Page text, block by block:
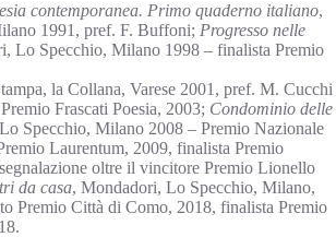
contemporanea. Primo quaderno italiano,
1991, pref. F. Buffoni; Progresso nelle
Lo Specchio, Milano 1998 – finalista Premio
la Collana, Varese 2001, pref. M. Cucchi
Frascati Poesia, 2003; Condominio delle
Specchio, Milano 2008 – Premio Nazionale
Laurentum, 2009, finalista Premio
oltre il vincitore Premio Lionello
da casa, Mondadori, Lo Specchio, Milano,
Premio Città di Como, 2018, finalista Premio